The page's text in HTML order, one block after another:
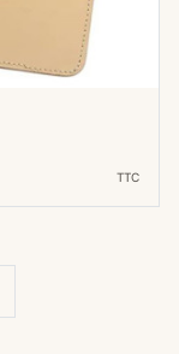
TTC